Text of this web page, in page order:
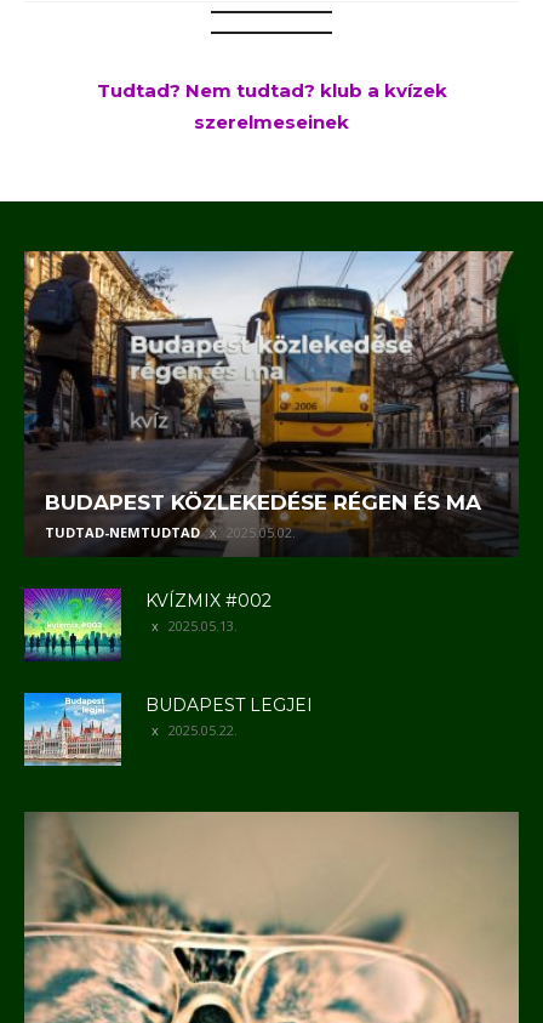
Tudtad? Nem tudtad? klub a kvízek
szerelmeseinek
BUDAPEST KÖZLEKEDÉSE RÉGEN ÉS MA
TUDTAD-NEMTUDTAD 2025.05.02.
KVÍZMIX #002
2025.05.13.
BUDAPEST LEGJEI
2025.05.22.